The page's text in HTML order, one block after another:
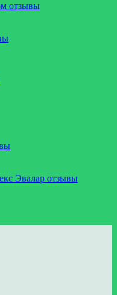
отзывы
Эвалар отзывы